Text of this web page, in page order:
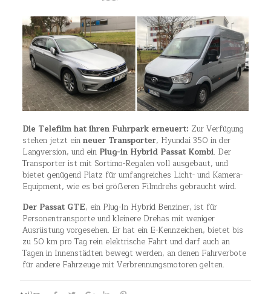
Die Telefilm hat ihren Fuhrpark erneuert: Zur Verfügung
stehen jetzt einneuer Transporter, Hyundai 350 in der
Langversion, und ein Plug-in Hybrid Passat Kombi. Der
Transporter ist mit Sortimo-Regalen voll ausgebaut, und
bietet genügend Platz für umfangreiches Licht- und Kamera-
Equipment, wie es bei größeren Filmdrehs gebraucht wird.
Der Passat GTE, ein Plug-In Hybrid Benziner, ist für
Personentransporte und kleinere Drehas mit weniger
Ausrüstung vorgesehen. Er hat ein E-Kennzeichen, bietet bis
zu 50 km pro Tag rein elektrische Fahrt und darf auch an
Tagen in Innenstädten bewegt werden, an denen Fahrverbote
für andere Fahrzeuge mit Verbrennungsmotoren gelten.